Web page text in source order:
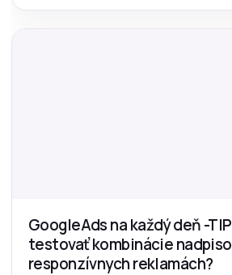
GoogleAds na každý deň -
testovať kombinácie
responzívnych reklamách?